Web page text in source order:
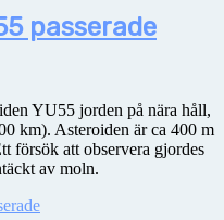
passerade
YU55 jorden på nära håll,
km). Asteroiden är ca 400 m
försök att observera gjordes
av moln.